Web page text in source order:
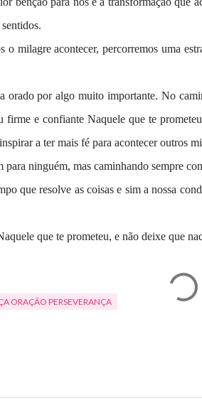
o milagre acontecer, percorremos uma
orado por algo muito importante. No
firme e confiante Naquele que te
a ter mais fé para acontecer outros
para ninguém, mas caminhando sempre
que resolve as coisas e sim a nossa
que te prometeu, e não deixe que
ORAÇÃO PERSEVERANÇA